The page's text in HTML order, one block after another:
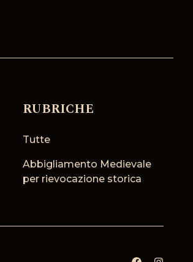
RUBRICHE
Tutte
Abbigliamento Medievale
per rievocazione storica